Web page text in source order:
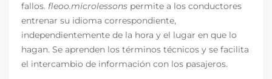
fallos. fleoo.microlessons permite a los conductores
entrenar su idioma correspondiente,
independientemente de la hora y el lugar en que lo
hagan. Se aprenden los términos técnicos y se facilita
el intercambio de información con los pasajeros.